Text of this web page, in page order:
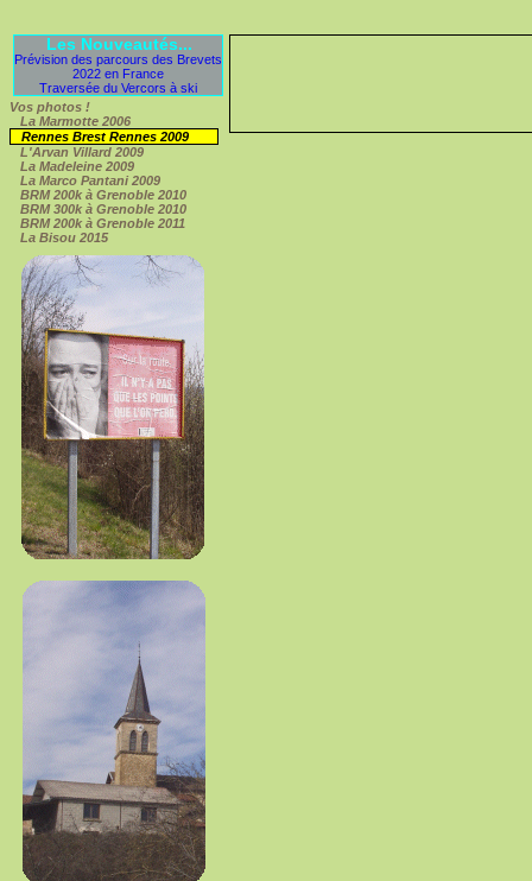
Les Nouveautés...
Prévision des parcours des Brevets
2022 en France
Traversée du Vercors à ski
Vos photos !
La Marmotte 2006
Rennes Brest Rennes 2009
L'Arvan Villard 2009
La Madeleine 2009
La Marco Pantani 2009
BRM 200k à Grenoble 2010
BRM 300k à Grenoble 2010
BRM 200k à Grenoble 2011
La Bisou 2015